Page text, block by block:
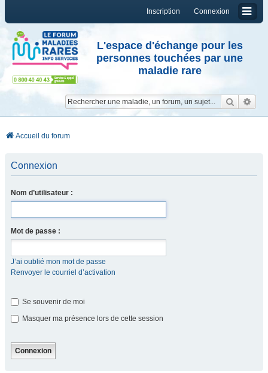
Connexion
Inscription
L'espace d'échange pour les
personnes touchées par une
maladie rare
Accueil du forum
Connexion
Nom d’utilisateur :
Mot de passe :
J’ai oublié mon mot de passe
Renvoyer le courriel d’activation
Se souvenir de moi
Masquer ma présence lors de cette session